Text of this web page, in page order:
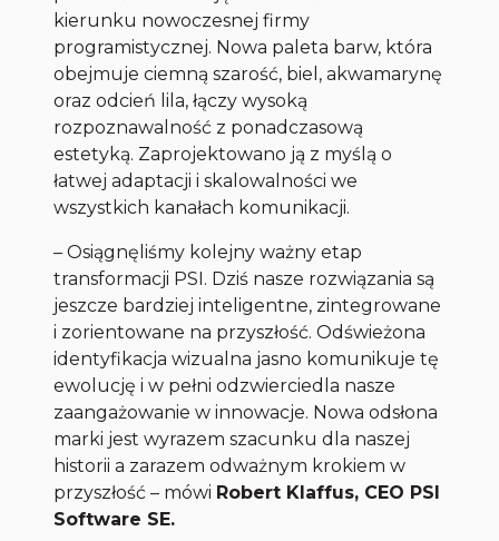
kierunku nowoczesnej firmy
programistycznej. Nowa paleta barw, która
obejmuje ciemną szarość, biel, akwamarynę
oraz odcień lila, łączy wysoką
rozpoznawalność z ponadczasową
estetyką. Zaprojektowano ją z myślą o
łatwej adaptacji i skalowalności we
wszystkich kanałach komunikacji.
–Osiągnęliśmy kolejny ważny etap
transformacji PSI. Dziś nasze rozwiązania są
jeszcze bardziej inteligentne, zintegrowane
i zorientowane na przyszłość. Odświeżona
identyfikacja wizualna jasno komunikuje tę
ewolucję i w pełni odzwierciedla nasze
zaangażowanie w innowacje. Nowa odsłona
marki jest wyrazem szacunku dla naszej
historii a zarazem odważnym krokiem w
przyszłość – mówi Robert Klaffus, CEO PSI
Software SE.